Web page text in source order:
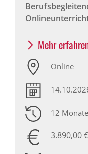
Mehr
Online
12 Monate
3.890,00 €